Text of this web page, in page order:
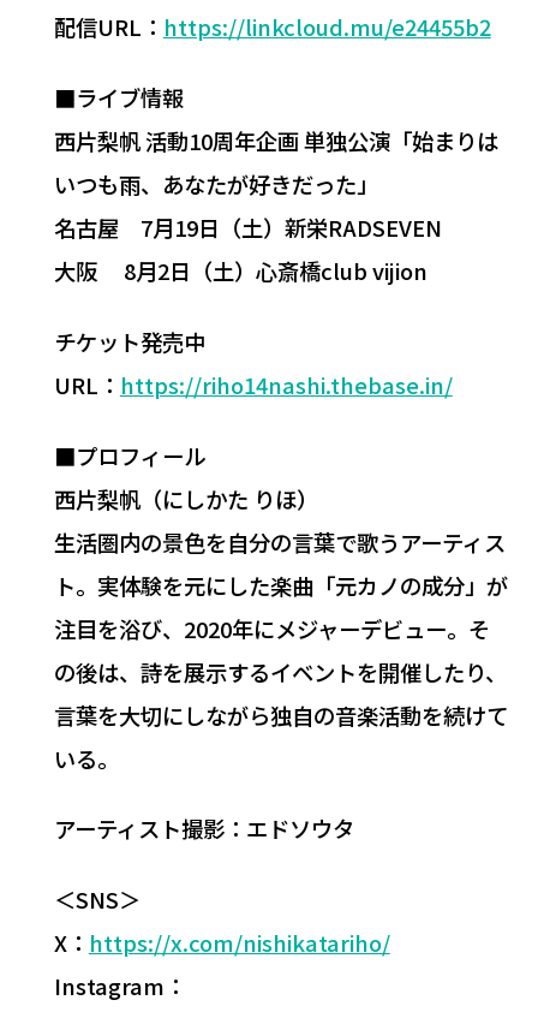
配信URL： https://linkcloud.mu/e24455b2
■ライブ情報
西片梨帆 活動10周年企画 単独公演「始まりは
いつも雨、あなたが好きだった」
名古屋 7月19日（土）新栄RADSEVEN
大阪 8月2日（土）心斎橋club vijion
チケット発売中
URL： https://riho14nashi.thebase.in/
■プロフィール
西片梨帆（にしかた りほ）
生活圏内の景色を自分の言葉で歌うアーティス
ト。実体験を元にした楽曲「元カノの成分」が
注目を浴び、2020年にメジャーデビュー。そ
の後は、詩を展示するイベントを開催したり、
言葉を大切にしながら独自の音楽活動を続けて
いる。
アーティスト撮影：エドソウタ
＜SNS＞
X： https://x.com/nishikatariho/
Instagram：